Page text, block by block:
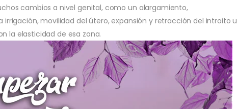
cambios a nivel genital, como un alargamiento,
movilidad del útero, expansión y retracción del introito u
la elasticidad de esa zona.